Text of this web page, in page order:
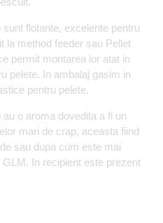
flotante, excelente pentru
la method feeder sau Pellet
permit montarea lor atat in
pelete. In ambalaj gasim in
pentru pelete.
au o aroma dovedita a fi un
mari de crap, aceasta fiind
sau dupa cum este mai
In recipient este prezent